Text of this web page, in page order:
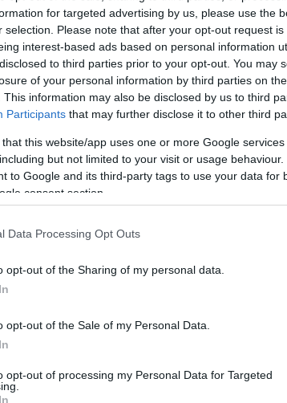
for targeted advertising by us, please use the
selection. Please note that after your opt-out request
interest-based ads based on personal information
to third parties prior to your opt-out. You may
of your personal information by third parties on
This information may also be disclosed by us to third
Participants that may further disclose it to other third
that this website/app uses one or more Google
but not limited to your visit or usage
to Google and its third-party tags to use your data for
consent section.
Data Processing Opt Outs
opt-out of the Sharing of my personal data.
opt-out of the Sale of my Personal Data.
opt-out of processing my Personal Data for Targeted
Διευθύνων Σύμβουλος της Allwyn Hellas